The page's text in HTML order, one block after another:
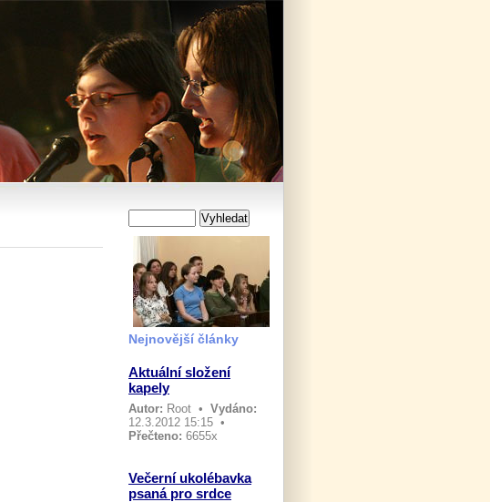
Nejnovější články
Aktuální složení
kapely
Autor: Root • Vydáno:
12.3.2012 15:15 •
Přečteno: 6655x
Večerní ukolébavka
psaná pro srdce